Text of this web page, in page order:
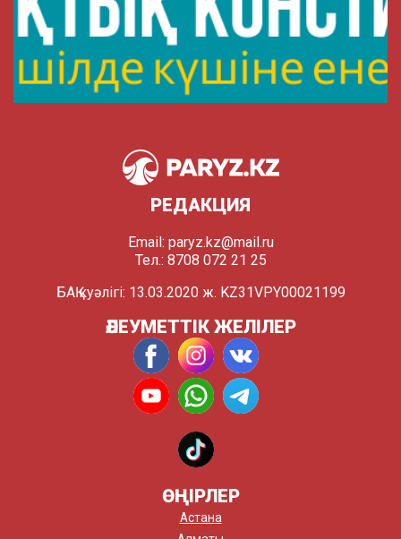
РЕДАКЦИЯ
Email: paryz.kz@mail.ru
Тел.: 8708 072 21 25
БАҚ куәлігі: 13.03.2020 ж. KZ31VPY00021199
ӘЛЕУМЕТТІК ЖЕЛІЛЕР
ӨҢІРЛЕР
Астана